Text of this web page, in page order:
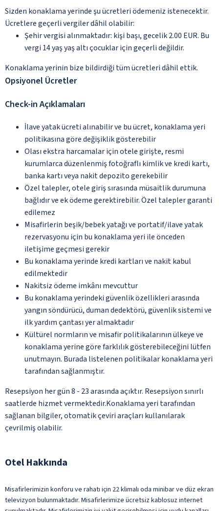
Sizden konaklama yerinde şu ücretleri ödemeniz istenecektir.
Ücretlere geçerli vergiler dâhil olabilir:
Şehir vergisi alınmaktadır: kişi başı, gecelik 2.00 EUR. Bu
vergi 14 yaş yaş altı çocuklar için geçerli değildir.
Konaklama yerinin bize bildirdiği tüm ücretleri dâhil ettik.
Opsiyonel Ücretler
Check-in Açıklamaları
İlave yatak ücreti alınabilir ve bu ücret, konaklama yeri
politikasına göre değişiklik gösterebilir
Olası ekstra harcamalar için otele girişte, resmi
kurumlarca düzenlenmiş fotoğraflı kimlik ve kredi kartı,
banka kartı veya nakit depozito gerekebilir
Özel talepler, otele giriş sırasında müsaitlik durumuna
bağlıdır ve ek ödeme gerektirebilir. Özel talepler garanti
edilemez
Misafirlerin beşik/bebek yatağı ve portatif/ilave yatak
rezervasyonu için bu konaklama yeri ile önceden
iletişime geçmesi gerekir
Bu konaklama yerinde kredi kartları ve nakit kabul
edilmektedir
Nakitsiz ödeme imkânı mevcuttur
Bu konaklama yerindeki güvenlik özellikleri arasında
yangın söndürücü, duman dedektörü, güvenlik sistemi ve
ilk yardım çantası yer almaktadır
Kültürel normların ve misafir politikalarının ülkeye ve
konaklama yerine göre farklılık gösterebileceğini lütfen
unutmayın. Burada listelenen politikalar konaklama yeri
tarafından sağlanmıştır.
Resepsiyon her gün 8 - 23 arasında açıktır. Resepsiyon sınırlı
saatlerde hizmet vermektedir.Konaklama yeri tarafından
sağlanan bilgiler, otomatik çeviri araçları kullanılarak
çevrilmiş olabilir.
Otel Hakkında
Misafirlerimizin konforu ve rahatı için 22 klimalı oda minibar ve düz ekran
televizyon bulunmaktadır. Misafirlerimize ücretsiz kablosuz internet